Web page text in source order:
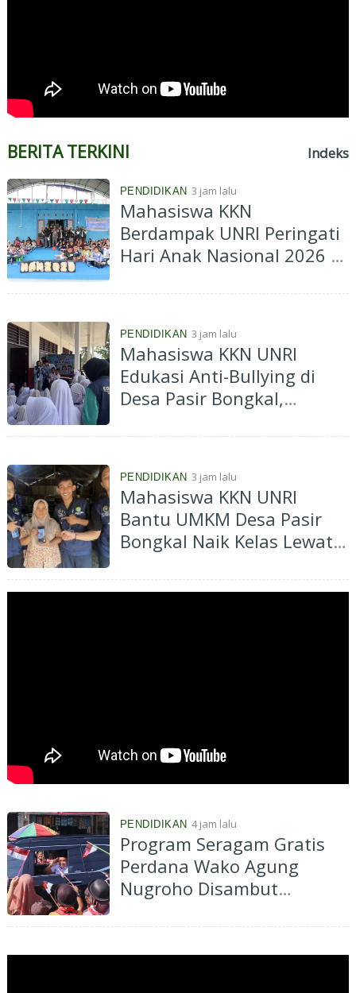
BERITA TERKINI Indeks
PENDIDIKAN 3 jam lalu
Mahasiswa KKN
Berdampak UNRI Peringati
Hari Anak Nasional 2026 di
Perlindungan Anak hingga
PENDIDIKAN 3 jam lalu
Mahasiswa KKN UNRI
Edukasi Anti-Bullying di
Desa Pasir Bongkal,
dan Saling Menghargai
PENDIDIKAN 3 jam lalu
Mahasiswa KKN UNRI
Bantu UMKM Desa Pasir
Bongkal Naik Kelas Lewat
PENDIDIKAN 4 jam lalu
Program Seragam Gratis
Perdana Wako Agung
Nugroho Disambut
Ribuan Orangtua Murid di
Pekanbaru